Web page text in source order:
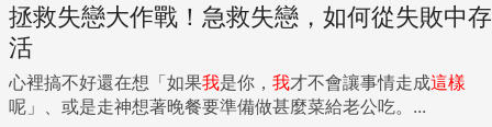
拯救失戀大作戰！急救失戀，如何從失敗中存
活
心裡搞不好還在想「如果我是你， 我才不會讓事情走成這樣
呢」、或是走神想著晚餐要準備做甚麼菜給老公吃。...